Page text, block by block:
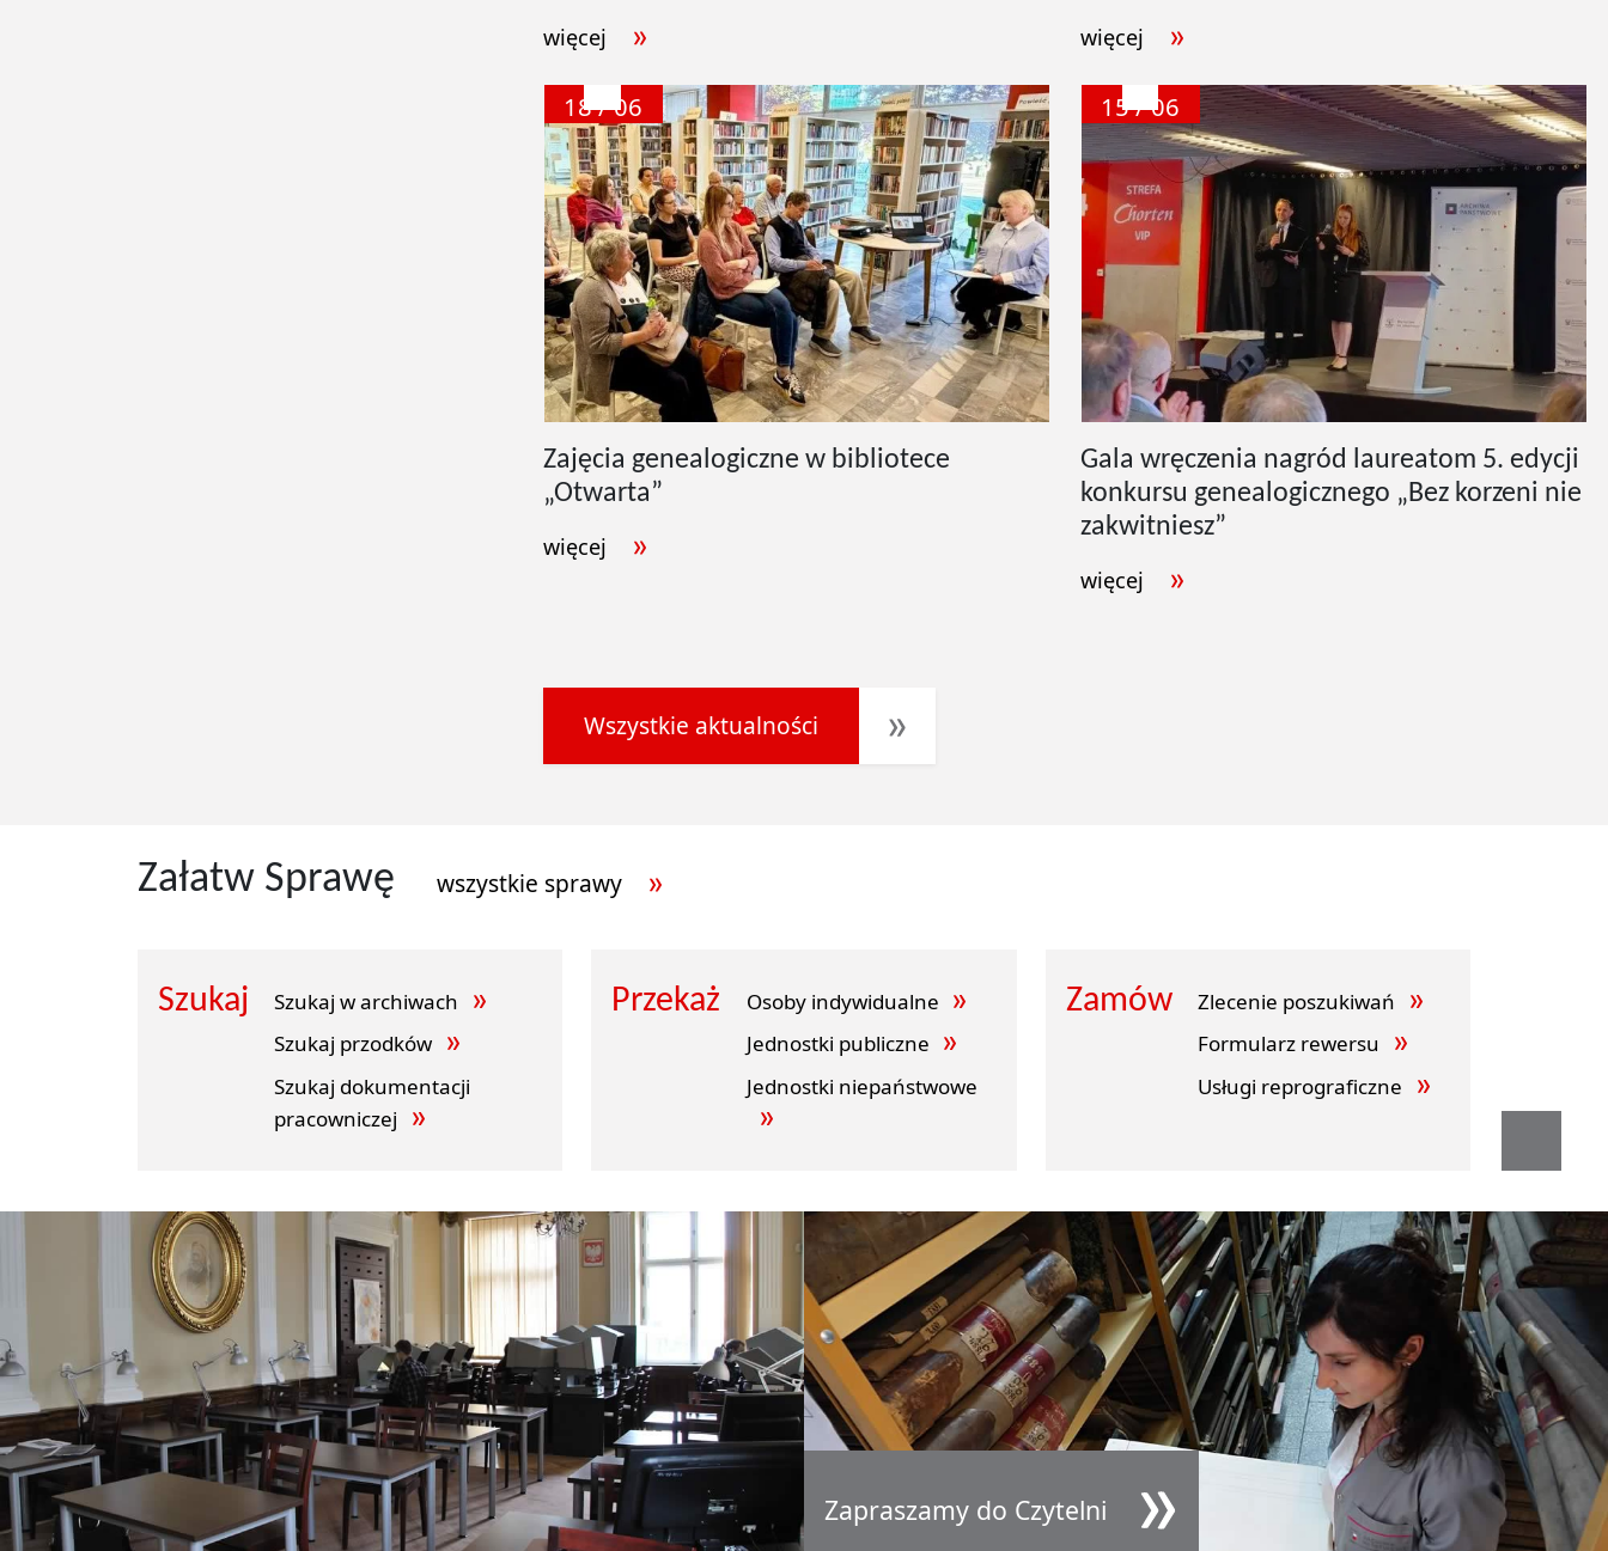
więcej
więcej
18 / 06
Zajęcia genealogiczne w bibliotece
„Otwarta”
więcej
15 / 06
Gala wręczenia nagród laureatom 5. edycji
konkursu genealogicznego „Bez korzeni nie
zakwitniesz”
więcej
Wszystkie aktualności
Załatw Sprawę wszystkie sprawy
Szukaj
Szukaj w archiwach
Szukaj przodków
Szukaj dokumentacji
pracowniczej
Przekaż
Osoby indywidualne
Jednostki publiczne
Jednostki niepaństwowe
Zamów
Zlecenie poszukiwań
Formularz rewersu
Usługi reprograficzne
Zapraszamy do Czytelni